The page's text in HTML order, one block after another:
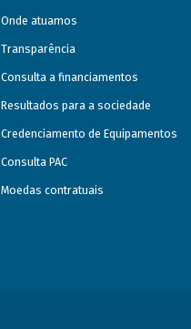
Onde atuamos
Transparência
Consulta a financiamentos
Resultados para a sociedade
Credenciamento de Equipamentos
Consulta PAC
Moedas contratuais